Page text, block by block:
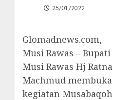
25/01/2022
Glomadnews.com,
Musi Rawas – Bupati
Musi Rawas Hj Ratna
Machmud membuka
kegiatan Musabaqoh